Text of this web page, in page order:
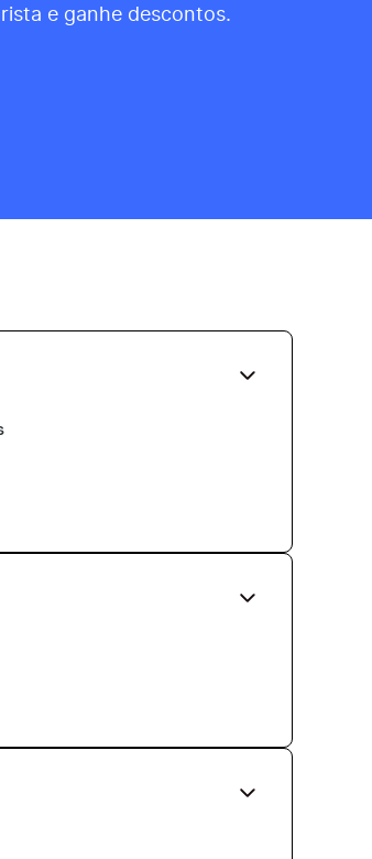
e ganhe descontos.